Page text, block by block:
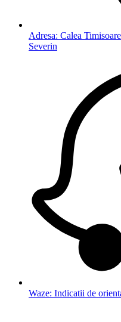
Adresa: Calea
Severin
Waze: Indicatii de